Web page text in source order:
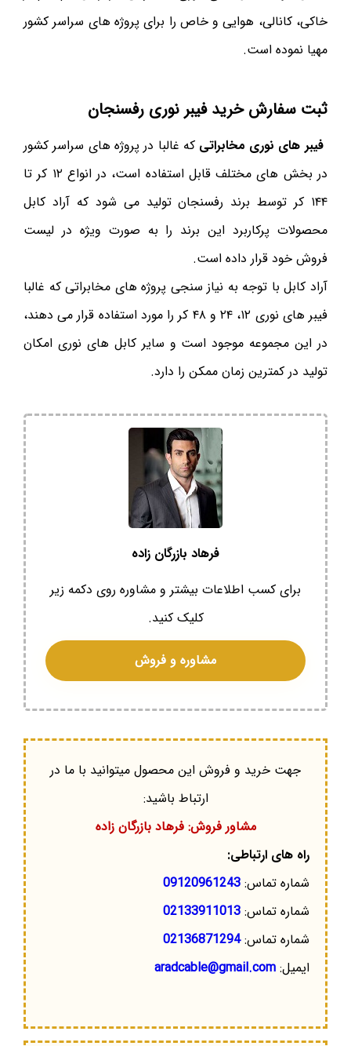
خاکی، کانالی، هوایی و خاص را برای پروژه های سراسر کشور
مهیا نموده است.
ثبت سفارش خرید فیبر نوری رفسنجان
فیبر های نوری مخابراتی که غالبا در پروژه های سراسر کشور
در بخش های مختلف قابل استفاده است، در انواع ۱۲ کر تا
۱۴۴ کر توسط برند رفسنجان تولید می شود که آراد کابل
محصولات پرکاربرد این برند را به صورت ویژه در لیست
فروش خود قرار داده است.
آراد کابل با توجه به نیاز سنجی پروژه های مخابراتی که غالبا
فیبر های نوری ۱۲، ۲۴ و ۴۸ کر را مورد استفاده قرار می دهند،
در این مجموعه موجود است و سایر کابل های نوری امکان
تولید در کمترین زمان ممکن را دارد.
فرهاد بازرگان زاده
برای کسب اطلاعات بیشتر و مشاوره روی دکمه زیر
کلیک کنید.
مشاوره و فروش
جهت خرید و فروش این محصول میتوانید با ما در
ارتباط باشید:
مشاور فروش: فرهاد بازرگان زاده
راه های ارتباطی:
شماره تماس: 09120961243
شماره تماس: 02133911013
شماره تماس:02136871294
ایمیل: aradcable@gmail.com